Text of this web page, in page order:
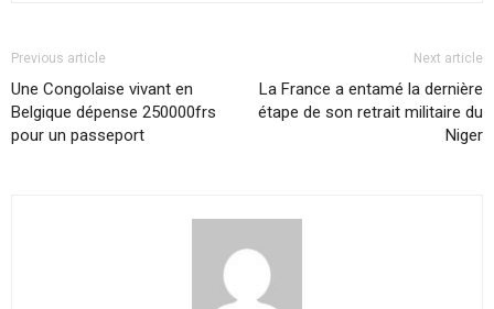
Previous article
Une Congolaise vivant en
Belgique dépense 250000frs
pour un passeport
Next article
La France a entamé la dernière
étape de son retrait militaire du
Niger